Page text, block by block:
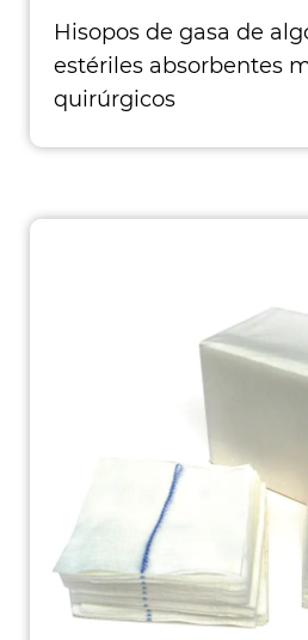
Hisopos de gasa de
estériles absorbentes
quirúrgicos